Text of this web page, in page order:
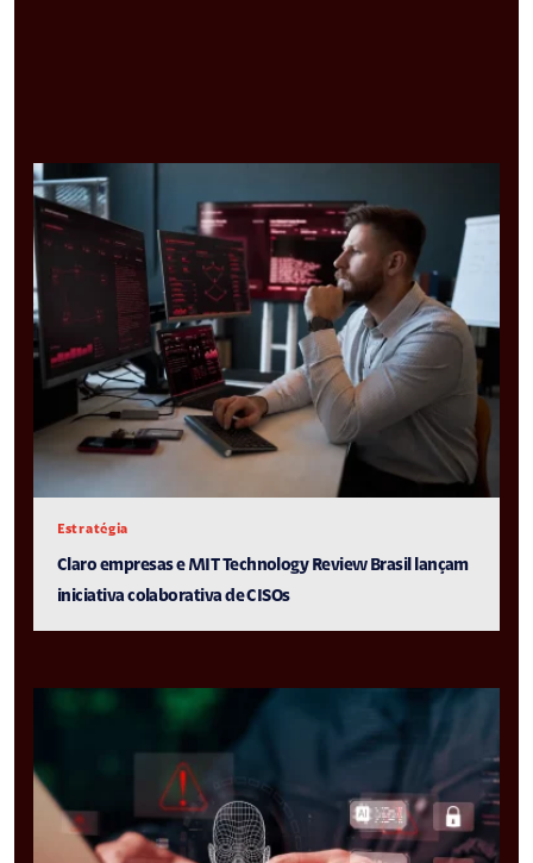
Estratégia
Claro empresas e MIT Technology Review Brasil lançam
iniciativa colaborativa de CISOs